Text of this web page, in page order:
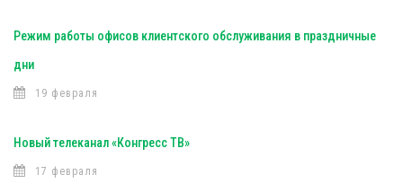
Режим работы офисов клиентского обслуживания в праздничные
дни
19 февраля
Новый телеканал «Конгресс ТВ»
17 февраля